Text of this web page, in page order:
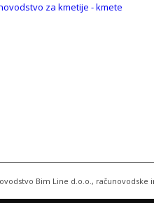
za kmetije - kmete
Bim Line d.o.o.,